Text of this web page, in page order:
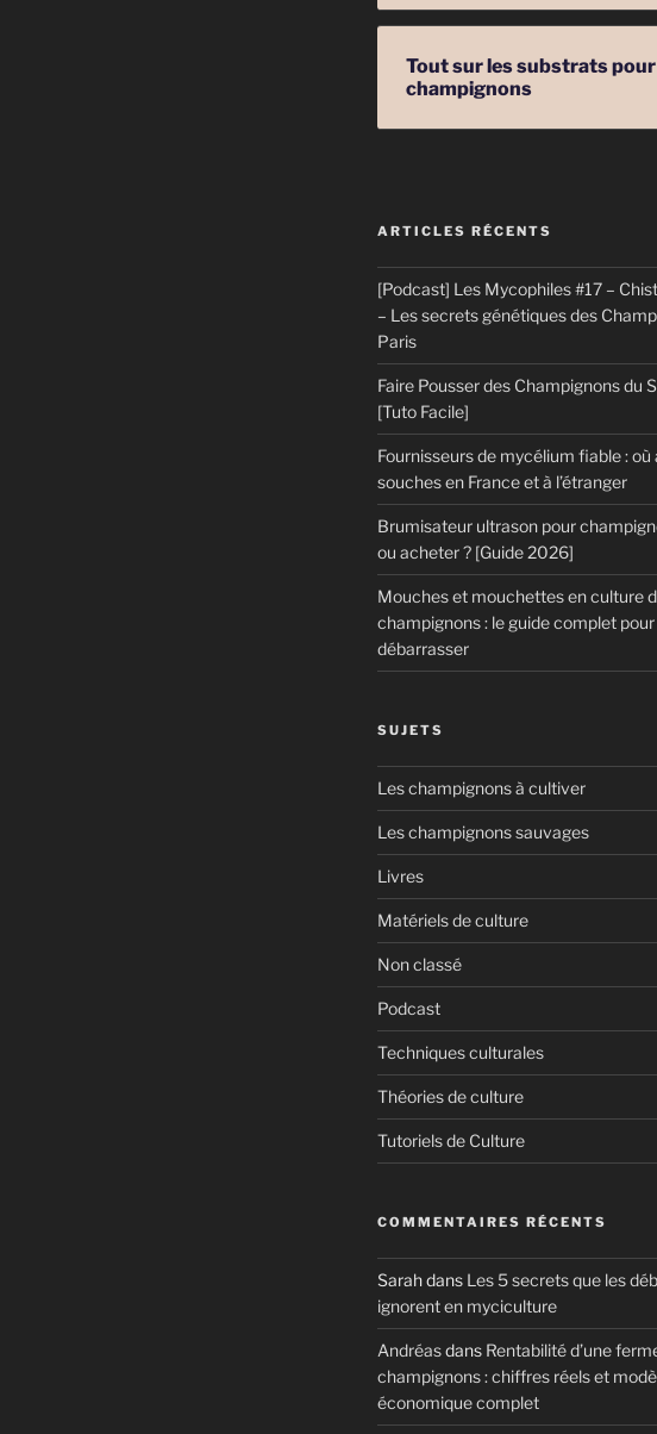
Tout sur les substrats pour
champignons
ARTICLES RÉCENTS
[Podcast] Les Mycophiles #17 –
– Les secrets génétiques des
Paris
Faire Pousser des Champignons du
[Tuto Facile]
Fournisseurs de mycélium fiable :
souches en France et à l’étranger
Brumisateur ultrason pour
ou acheter ? [Guide 2026]
Mouches et mouchettes en culture
champignons : le guide complet pour
débarrasser
SUJETS
Les champignons à cultiver
Les champignons sauvages
Livres
Matériels de culture
Non classé
Podcast
Techniques culturales
Théories de culture
Tutoriels de Culture
COMMENTAIRES RÉCENTS
Sarahdans Les 5 secrets que les
ignorent en myciculture
Andréasdans Rentabilité d’une
champignons : chiffres réels et
économique complet